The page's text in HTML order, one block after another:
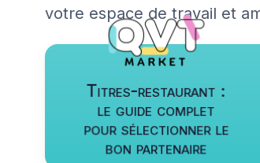
votre espace de travail et
Titres-restaurant :
le guide complet
pour sélectionner le
bon partenaire